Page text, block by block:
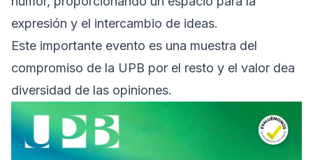
expresión y el intercambio de ideas.
Este importante evento es una muestra del
compromiso de la UPB por el resto y el valor dea
diversidad de las opiniones.